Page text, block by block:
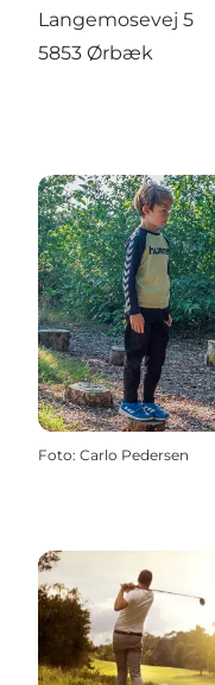
Langemosevej 5
5853 Ørbæk
Foto: Carlo Pedersen